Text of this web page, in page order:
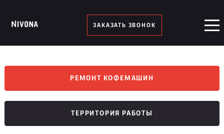
ЗАКАЗАТЬ ЗВОНОК
РЕМОНТ КОФЕМАШИН
ТЕРРИТОРИЯ РАБОТЫ